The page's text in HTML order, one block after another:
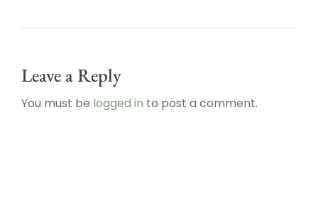
Leave a Reply
You must be logged in to post a comment.